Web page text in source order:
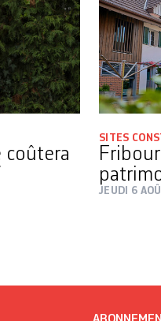
coûtera
SITES
JEUDI 6